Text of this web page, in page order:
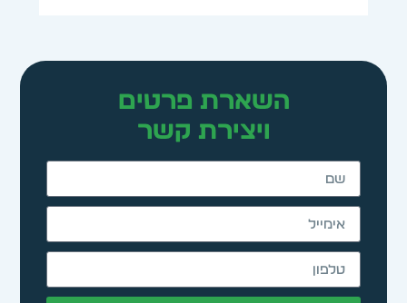
השארת פרטים
ויצירת קשר